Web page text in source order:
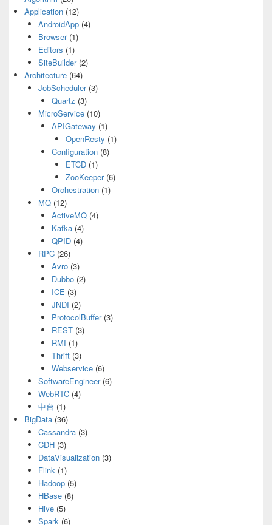
Application (12)
AndroidApp(4)
Browser(1)
Editors (1)
SiteBuilder(2)
Architecture (64)
JobScheduler(3)
Quartz (3)
MicroService(10)
APIGateway (1)
OpenResty (1)
Configuration (8)
ETCD(1)
ZooKeeper(6)
Orchestration (1)
MQ(12)
ActiveMQ (4)
Kafka (4)
QPID (4)
RPC(26)
Avro (3)
Dubbo (2)
ICE (3)
JNDI (2)
ProtocolBuffer(3)
REST (3)
RMI (1)
Thrift (3)
Webservice (6)
SoftwareEngineer(6)
WebRTC(4)
中台 (1)
BigData (36)
Cassandra(3)
CDH(3)
DataVisualization(3)
Flink(1)
Hadoop(5)
HBase(8)
Hive(5)
Spark(6)